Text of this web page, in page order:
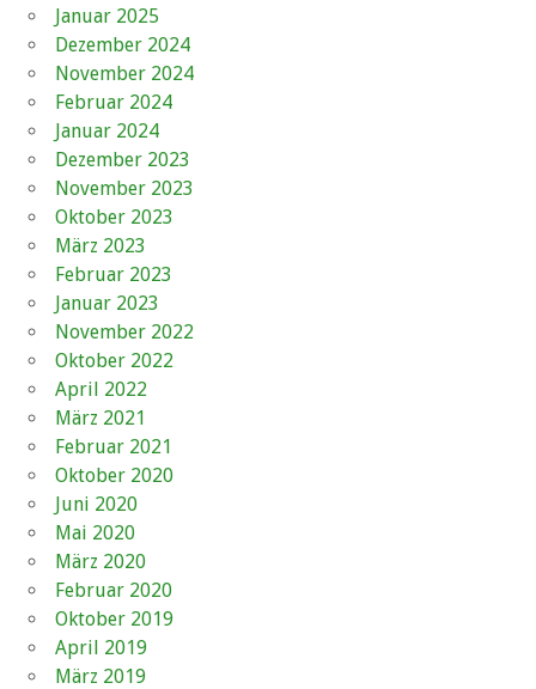
Januar 2025
Dezember 2024
November 2024
Februar 2024
Januar 2024
Dezember 2023
November 2023
Oktober 2023
März 2023
Februar 2023
Januar 2023
November 2022
Oktober 2022
April 2022
März 2021
Februar 2021
Oktober 2020
Juni 2020
Mai 2020
März 2020
Februar 2020
Oktober 2019
April 2019
März 2019